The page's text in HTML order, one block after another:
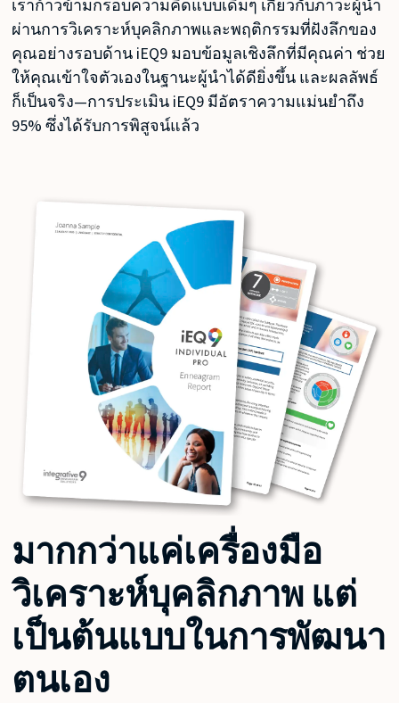
เราก้าวข้ามกรอบความคิดแบบเดิมๆ เกี่ยวกับภาวะผู้นำ
ผ่านการวิเคราะห์บุคลิกภาพและพฤติกรรมที่ฝังลึกของ
คุณอย่างรอบด้าน iEQ9 มอบข้อมูลเชิงลึกที่มีคุณค่า ช่วย
ให้คุณเข้าใจตัวเองในฐานะผู้นำได้ดียิ่งขึ้น และผลลัพธ์
ก็เป็นจริง—การประเมิน iEQ9 มีอัตราความแม่นยำถึง
95% ซึ่งได้รับการพิสูจน์แล้ว
มากกว่าแค่เครื่องมือ
วิเคราะห์บุคลิกภาพ แต่
เป็นต้นแบบในการพัฒนา
ตนเอง